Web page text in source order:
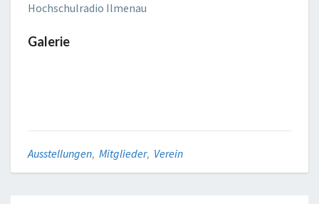
Hochschulradio Ilmenau
Galerie
Ausstellungen, Mitglieder, Verein